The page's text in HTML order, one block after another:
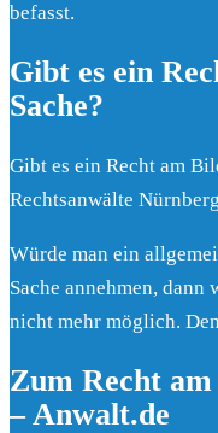
befasst.
Gibt es ein
Sache?
Gibt es ein Recht am
Rechtsanwälte
Würde man ein
Sache annehmen,
nicht mehr möglich.
Zum Recht am
– Anwalt.de